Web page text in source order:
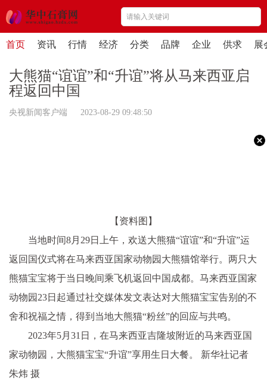
首页 资讯 行情 经济 分类 品牌 企业 供求 展
大熊猫“谊谊”和“升谊”将从马来西亚启
程返回中国
央视新闻客户端 2023-08-29 09:48:50
【资料图】
当地时间8月29日上午，欢送大熊猫“谊谊”和“升谊”运
返回国仪式将在马来西亚国家动物园大熊猫馆举行。两只大
熊猫宝宝将于当日晚间乘飞机返回中国成都。马来西亚国家
动物园23日起通过社交媒体发文表达对大熊猫宝宝告别的不
舍和祝福之情，得到当地大熊猫“粉丝”的回应与共鸣。
2023年5月31日，在马来西亚吉隆坡附近的马来西亚国
家动物园，大熊猫宝宝“升谊”享用生日大餐。 新华社记者
朱炜 摄